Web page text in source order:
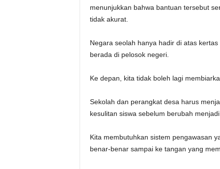
menunjukkan bahwa bantuan tersebut
tidak akurat.
Negara seolah hanya hadir di atas
berada di pelosok negeri.
Ke depan, kita tidak boleh lagi
Sekolah dan perangkat desa harus
kesulitan siswa sebelum berubah
Kita membutuhkan sistem pengawasan
benar-benar sampai ke tangan yang